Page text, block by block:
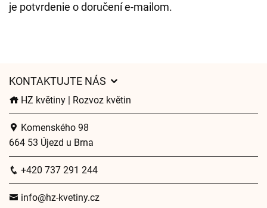
je potvrdenie o doručení e-mailom.
KONTAKTUJTE NÁS
HZ květiny | Rozvoz květin
Komenského 98
664 53 Újezd u Brna
+420 737 291 244
info@hz-kvetiny.cz